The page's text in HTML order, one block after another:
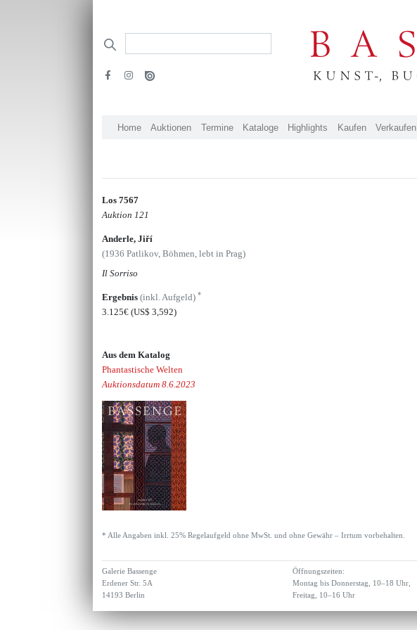
Home Auktionen Termine Kataloge Highlights Kaufen Verkaufen
Los 7567
Auktion 121
Anderle, Jiří
(1936 Patlikov, Böhmen, lebt in Prag)
Il Sorriso
Ergebnis(inkl. Aufgeld)*
3.125€(US$ 3,592)
Aus dem Katalog
Phantastische Welten
Auktionsdatum 8.6.2023
* Alle Angaben inkl. 25% Regelaufgeld ohne MwSt. und ohne Gewähr – Irrtum vorbehalten.
Galerie Bassenge
Erdener Str. 5A
14193 Berlin
Öffnungszeiten:
Montag bis Donnerstag, 10–18 Uhr,
Freitag, 10–16 Uhr